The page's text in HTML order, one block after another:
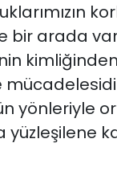
bir arada
yönleriyle